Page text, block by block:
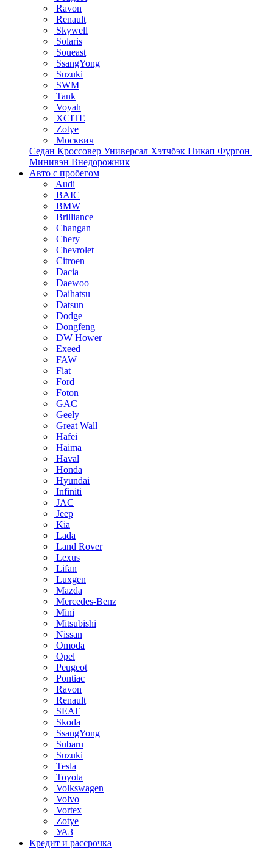
Ravon
Renault
Skywell
Solaris
Soueast
SsangYong
Suzuki
SWM
Tank
Voyah
XCITE
Zotye
Москвич
Седан Кроссовер Универсал Хэтчбэк Пикап Фургон
Минивэн Внедорожник
Авто с пробегом
Audi
BAIC
BMW
Brilliance
Changan
Chery
Chevrolet
Citroen
Dacia
Daewoo
Daihatsu
Datsun
Dodge
Dongfeng
DW Hower
Exeed
FAW
Fiat
Ford
Foton
GAC
Geely
Great Wall
Hafei
Haima
Haval
Honda
Hyundai
Infiniti
JAC
Jeep
Kia
Lada
Land Rover
Lexus
Lifan
Luxgen
Mazda
Mercedes-Benz
Mini
Mitsubishi
Nissan
Omoda
Opel
Peugeot
Pontiac
Ravon
Renault
SEAT
Skoda
SsangYong
Subaru
Suzuki
Tesla
Toyota
Volkswagen
Volvo
Vortex
Zotye
УАЗ
Кредит и рассрочка